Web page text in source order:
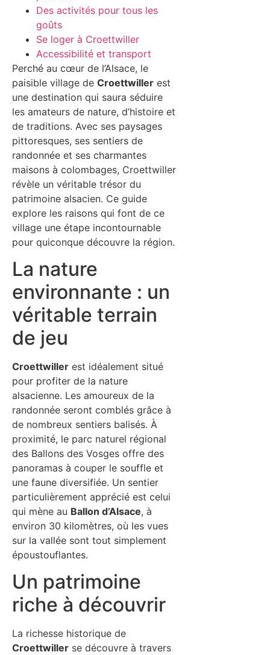
Des activités pour tous les
goûts
Se loger à Croettwiller
Accessibilité et transport
Perché au cœur de l’Alsace, le
paisible village de Croettwiller est
une destination qui saura séduire
les amateurs de nature, d’histoire et
de traditions. Avec ses paysages
pittoresques, ses sentiers de
randonnée et ses charmantes
maisons à colombages, Croettwiller
révèle un véritable trésor du
patrimoine alsacien. Ce guide
explore les raisons qui font de ce
village une étape incontournable
pour quiconque découvre la région.
La nature
environnante : un
véritable terrain
de jeu
Croettwiller est idéalement situé
pour profiter de la nature
alsacienne. Les amoureux de la
randonnée seront comblés grâce à
de nombreux sentiers balisés. À
proximité, le parc naturel régional
des Ballons des Vosges offre des
panoramas à couper le souffle et
une faune diversifiée. Un sentier
particulièrement apprécié est celui
qui mène au Ballon d’Alsace, à
environ 30 kilomètres, où les vues
sur la vallée sont tout simplement
époustouflantes.
Un patrimoine
riche à découvrir
La richesse historique de
Croettwiller se découvre à travers